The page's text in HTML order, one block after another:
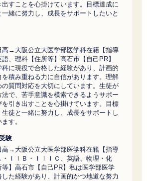
出すことを心掛けています。目標達成に
緒に努力し、成長をサポートしたいと
高→大阪公立大医学部医学科在籍【指導
、理科【住所等】高石市【自己PR】
に現役で合格した経験があり、計画的
積み重ねる力に自信があります。理解
の質問対応を大切にしています。生徒が
で、苦手意識を模索できるようサポー
を引き出すことを心掛けています。目標
徒と一緒に努力し、成長をサポートし
す。
験
高→大阪公立大医学部医学科在籍【指導
ＩＩＢ・ＩＩＩＣ、英語、物理・化
】高石市【自己PR】私は医学部医学
た経験があり、計画的かつ地道な努力